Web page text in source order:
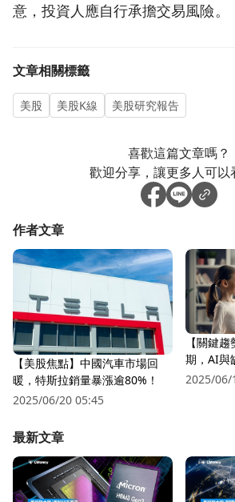
意，投資人應自行承擔交易風險。
文章相關標籤
美股 美股K線 美股研究報告
喜歡這篇文章嗎？
歡迎分享，讓更多人可以
作者文章
【美股焦點】中國汽車市場回
暖，特斯拉銷量暴漲逾80%！
2025/06/20 05:45
【關鍵
期，AI與
海！
2025/06/
最新文章